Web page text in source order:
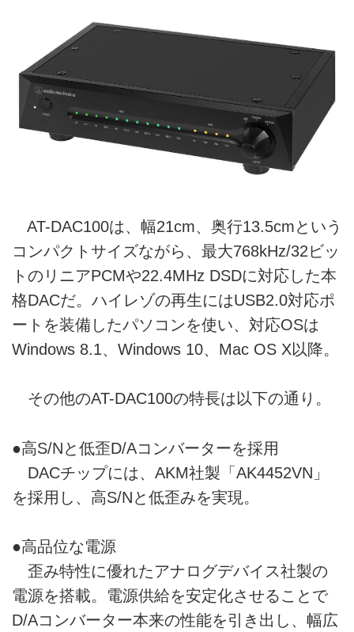
AT-DAC100は、幅21cm、奥行13.5cmという
コンパクトサイズながら、最大768kHz/32ビッ
トのリニアPCMや22.4MHz DSDに対応した本
格DACだ。ハイレゾの再生にはUSB2.0対応ポ
ートを装備したパソコンを使い、対応OSは
Windows 8.1、Windows 10、Mac OS X以降。
その他のAT-DAC100の特長は以下の通り。
●高S/Nと低歪D/Aコンバーターを採用
DACチップには、AKM社製「AK4452VN」
を採用し、高S/Nと低歪みを実現。
●高品位な電源
歪み特性に優れたアナログデバイス社製の
電源を搭載。電源供給を安定化させることで
D/Aコンバーター本来の性能を引き出し、幅広